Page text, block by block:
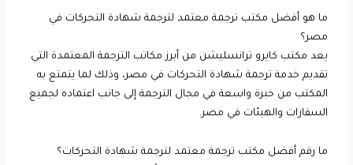
ما هو أفضل مكتب ترجمة معتمد لترجمة شهادة التحركات في
مصر؟
يعد مكتب كايرو ترانسليشن من أبرز مكاتب الترجمة المعتمدة التي
تقديم خدمة ترجمة شهادة التحركات في مصر، وذلك لما يتمتع به
المكتب من خبرة واسعة في مجال الترجمة إلى جانب اعتماده لجميع
السفارات والهيئات في مصر.
ما رقم أفضل مكتب ترجمة معتمد لترجمة شهادة التحركات؟